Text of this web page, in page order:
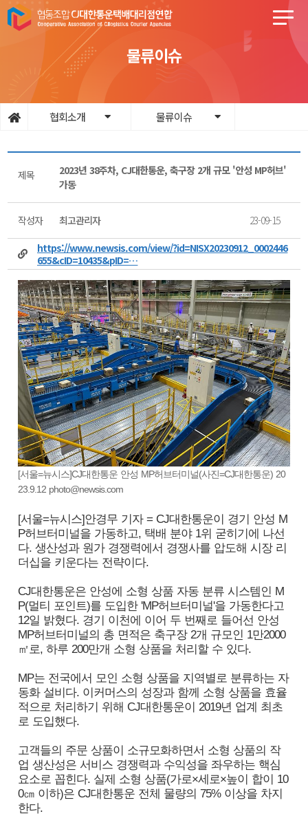
물류이슈
협회소개 물류이슈
제목
2023년 38주차, CJ대한통운, 축구장 2개 규모 '안성 MP허브'
가동
작성자 최고관리자
23-09-15
https://www.newsis.com/view/?id=NISX20230912_0002446
655&cID=10435&pID=…
[서울=뉴시스]CJ대한통운 안성 MP허브터미널(사진=CJ대한통운) 20
23.9.12 photo@newsis.com
[서울=뉴시스]안경무 기자 = CJ대한통운이 경기 안성 M
P허브터미널을 가동하고, 택배 분야 1위 굳히기에 나선
다. 생산성과 원가 경쟁력에서 경쟁사를 압도해 시장 리
더십을 키운다는 전략이다.
CJ대한통운은 안성에 소형 상품 자동 분류 시스템인 M
P(멀티 포인트)를 도입한 'MP허브터미널'을 가동한다고
12일 밝혔다. 경기 이천에 이어 두 번째로 들어선 안성
MP허브터미널의 총 면적은 축구장 2개 규모인 1만2000
㎡로, 하루 200만개 소형 상품을 처리할 수 있다.
MP는 전국에서 모인 소형 상품을 지역별로 분류하는 자
동화 설비다. 이커머스의 성장과 함께 소형 상품을 효율
적으로 처리하기 위해 CJ대한통운이 2019년 업계 최초
로 도입했다.
고객들의 주문 상품이 소규모화하면서 소형 상품의 작
업 생산성은 서비스 경쟁력과 수익성을 좌우하는 핵심
요소로 꼽힌다. 실제 소형 상품(가로×세로×높이 합이 10
0㎝ 이하)은 CJ대한통운 전체 물량의 75% 이상을 차지
한다.